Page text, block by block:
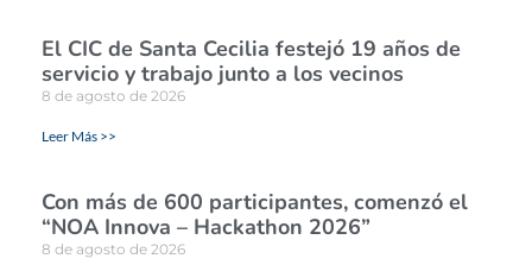
El CIC de Santa Cecilia festejó 19 años de
servicio y trabajo junto a los vecinos
8 de agosto de 2026
Leer Más >>
Con más de 600 participantes, comenzó el
“NOA Innova – Hackathon 2026”
8 de agosto de 2026